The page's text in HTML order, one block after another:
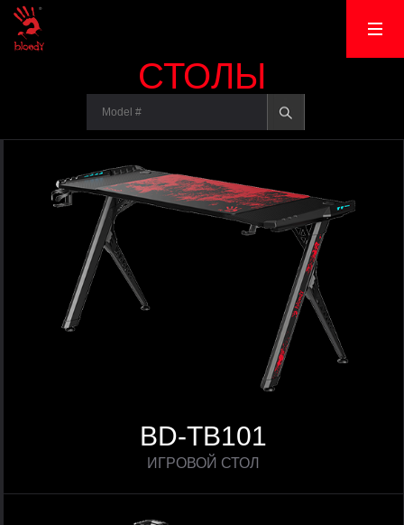
СТОЛЫ
BD-TB101
ИГРОВОЙ СТОЛ